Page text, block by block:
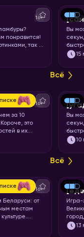
16+
понравится!
так и
что
Вы
15
Всё
16+
за 10
это
в их
Вы
10
Всё
16+
Беларуси: от
местам
Игра-
13